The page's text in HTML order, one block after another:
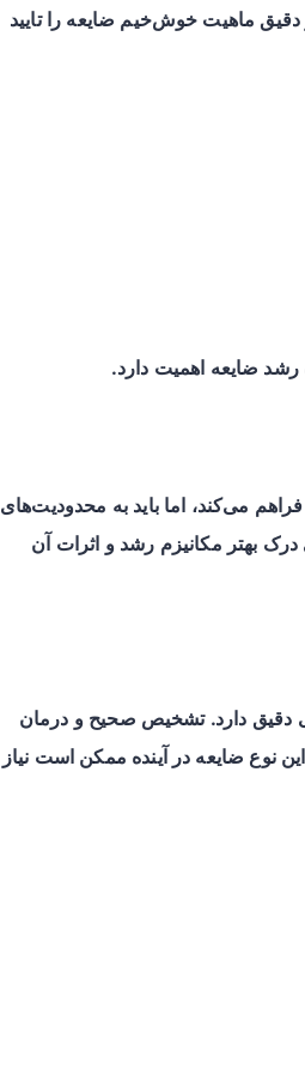
دقیق ماهیت خوش‌خیم ضایعه را تایید
ضایعه اهمیت دارد.
می‌کند، اما باید به محدودیت‌های
بهتر مکانیزم رشد و اثرات آن
دقیق دارد. تشخیص صحیح و درمان
نوع ضایعه در آینده ممکن است نیاز